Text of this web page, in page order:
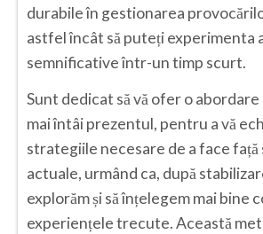
Mures
Neamt
Olt
Prahova
Salaj
durabile în gestionarea
astfel încât să puteți experimenta
semnificative într-un timp scurt.
Sunt dedicat să vă ofer o abordare
mai întâi prezentul, pentru a vă
strategiile necesare de a face
actuale, urmând ca, după
explorăm și să înțelegem mai bine
experiențele trecute. Această